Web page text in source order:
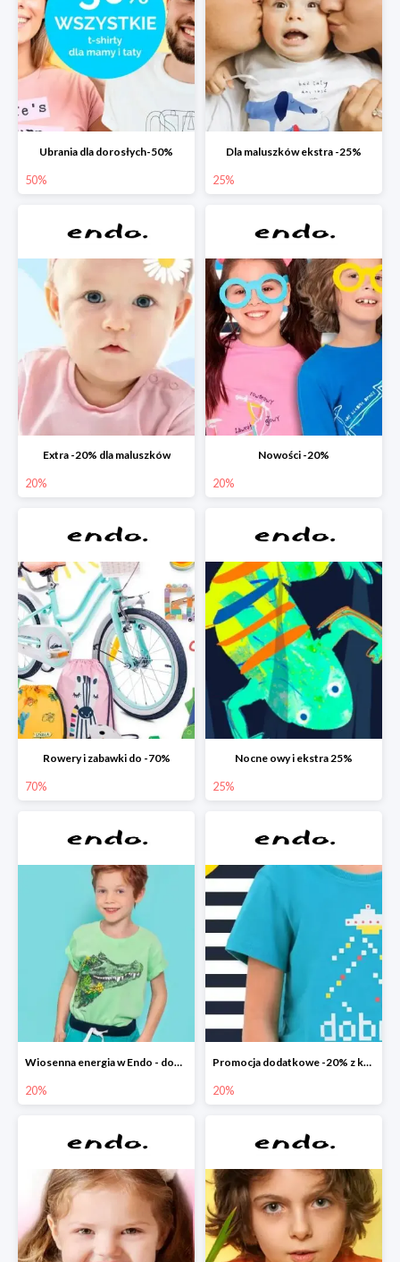
Ubrania dla dorosłych-50%
50%
Dla maluszków ekstra -25%
25%
Extra -20% dla maluszków
20%
Nowości -20%
20%
Rowery i zabawki do -70%
70%
Nocne owy i ekstra 25%
25%
Wiosenna energia w Endo - dodatkowe -20%
20%
Promocja dodatkowe -20% z kodem
20%